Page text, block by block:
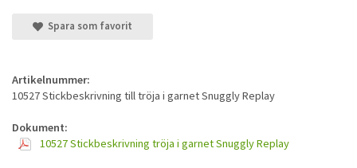
Spara som favorit
Artikelnummer:
10527 Stickbeskrivning till tröja i garnet Snuggly Replay
Dokument:
10527 Stickbeskrivning tröja i garnet Snuggly Replay